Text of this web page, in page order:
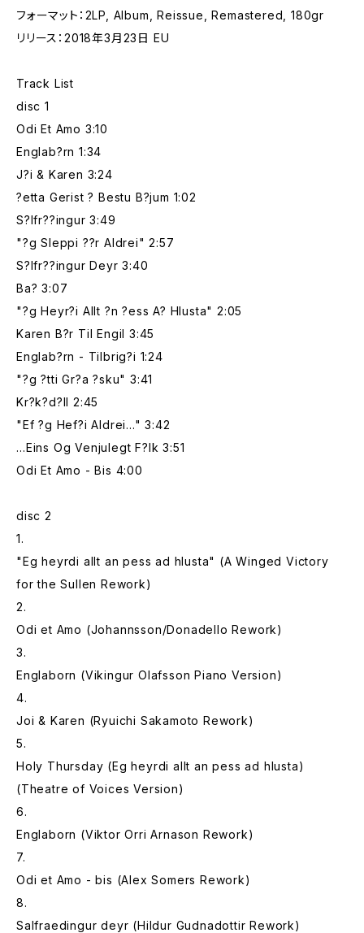
フォーマット：2LP, Album, Reissue, Remastered, 180gr
リリース：2018年3月23日 EU
Track List
disc 1
Odi Et Amo 3:10
Englab?rn 1:34
J?i & Karen 3:24
?etta Gerist ? Bestu B?jum 1:02
S?lfr??ingur 3:49
"?g Sleppi ??r Aldrei" 2:57
S?lfr??ingur Deyr 3:40
Ba? 3:07
"?g Heyr?i Allt ?n ?ess A? Hlusta" 2:05
Karen B?r Til Engil 3:45
Englab?rn - Tilbrig?i 1:24
"?g ?tti Gr?a ?sku" 3:41
Kr?k?d?ll 2:45
"Ef ?g Hef?i Aldrei..." 3:42
…Eins Og Venjulegt F?lk 3:51
Odi Et Amo - Bis 4:00
disc 2
1.
"Eg heyrdi allt an pess ad hlusta" (A Winged Victory
for the Sullen Rework)
2.
Odi et Amo (Johannsson/Donadello Rework)
3.
Englaborn (Vikingur Olafsson Piano Version)
4.
Joi & Karen (Ryuichi Sakamoto Rework)
5.
Holy Thursday (Eg heyrdi allt an pess ad hlusta)
(Theatre of Voices Version)
6.
Englaborn (Viktor Orri Arnason Rework)
7.
Odi et Amo - bis (Alex Somers Rework)
8.
Salfraedingur deyr (Hildur Gudnadottir Rework)